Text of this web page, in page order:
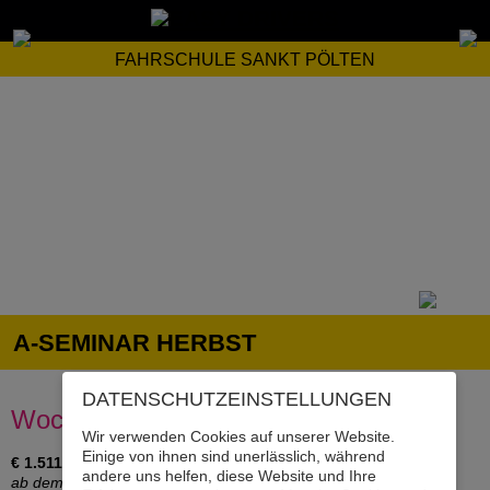
FAHRSCHULE SANKT PÖLTEN
A-SEMINAR HERBST
Wochenendseminar für das Motorrad
€ 1.511,00 inkl. Lernunterlagen statt € 1.661,00
ab dem 40. Lj. sind 2 Fahrstunden mehr notwendig!
DATENSCHUTZ­EINSTELLUNGEN
Wir verwenden Cookies auf unserer Website.
Einige von ihnen sind unerlässlich, während
andere uns helfen, diese Website und Ihre